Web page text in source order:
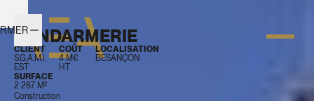
GENDARMERIE
CLIENT
S.G.A.M.I.
EST
COÛT
4 M€
HT
LOCALISATION
BESANÇON
SURFACE
2 267 M²
Construction